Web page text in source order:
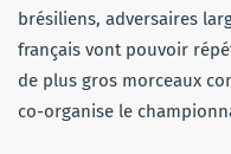
brésiliens, adversaires
français vont pouvoir
de plus gros morceaux
co-organise le